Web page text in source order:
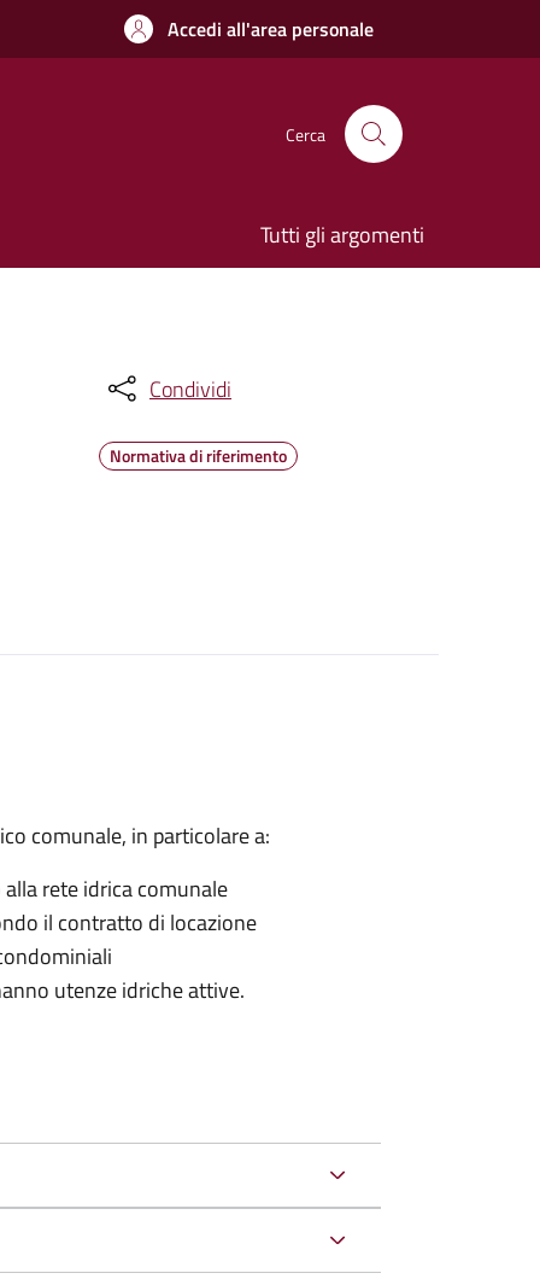
Accedi all'area personale
Cerca
Tutti gli argomenti
Condividi
Normativa di riferimento
comunale, in particolare a:
rete idrica comunale
il contratto di locazione
utenze idriche attive.